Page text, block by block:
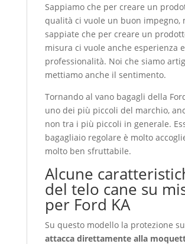
Sappiamo che per creare un
qualità ci vuole un buon impegno,
sappiate che per creare un
misura ci vuole anche esperienza e
professionalità. Noi che siamo
mettiamo anche il sentimento.
Tornando al vano bagagli della
uno dei più piccoli del marchio,
non tra i più piccoli in generale.
bagagliaio regolare è molto
molto ben sfruttabile.
Alcune
del telo cane su
per Ford KA
Su questo modello la protezione
attacca direttamente alla